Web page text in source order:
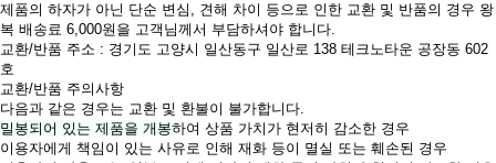
제품의 하자가 아닌 단순 변심, 견해 차이 등으로 인한 교환 및 반품의 경우 왕
복 배송료 6,000원을 고객님께서 부담하셔야 합니다.
교환/반품 주소 : 경기도 고양시 일산동구 일산로 138 테크노타운 공장동 602
호
교환/반품 주의사항
다음과 같은 경우는 교환 및 환불이 불가합니다.
밀봉되어 있는 제품을 개봉하여 상품 가치가 현저히 감소한 경우
이용자에게 책임이 있는 사유로 인해 재화 등이 멸실 또는 훼손된 경우